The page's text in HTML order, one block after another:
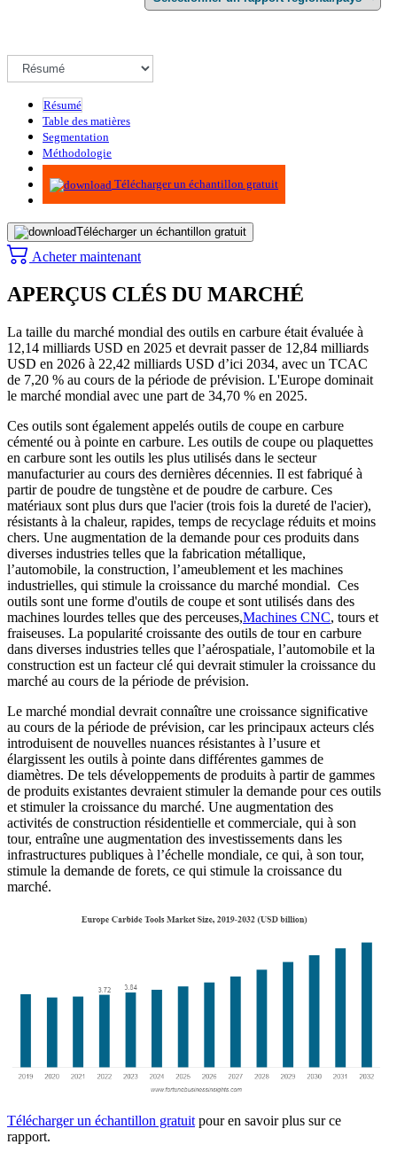
Résumé
Table des matières
Segmentation
Méthodologie
Infographie
Télécharger un échantillon gratuit
Télécharger un échantillon gratuit
Acheter maintenant
APERÇUS CLÉS DU MARCHÉ
La taille du marché mondial des outils en carbure était évaluée à
12,14 milliards USD en 2025 et devrait passer de 12,84 milliards
USD en 2026 à 22,42 milliards USD d’ici 2034, avec un TCAC
de 7,20 % au cours de la période de prévision. L'Europe dominait
le marché mondial avec une part de 34,70 % en 2025.
Ces outils sont également appelés outils de coupe en carbure
cémenté ou à pointe en carbure. Les outils de coupe ou plaquettes
en carbure sont les outils les plus utilisés dans le secteur
manufacturier au cours des dernières décennies. Il est fabriqué à
partir de poudre de tungstène et de poudre de carbure. Ces
matériaux sont plus durs que l'acier (trois fois la dureté de l'acier),
résistants à la chaleur, rapides, temps de recyclage réduits et moins
chers. Une augmentation de la demande pour ces produits dans
diverses industries telles que la fabrication métallique,
l’automobile, la construction, l’ameublement et les machines
industrielles, qui stimule la croissance du marché mondial. Ces
outils sont une forme d'outils de coupe et sont utilisés dans des
machines lourdes telles que des perceuses,Machines CNC, tours et
fraiseuses. La popularité croissante des outils de tour en carbure
dans diverses industries telles que l’aérospatiale, l’automobile et la
construction est un facteur clé qui devrait stimuler la croissance du
marché au cours de la période de prévision.
Le marché mondial devrait connaître une croissance significative
au cours de la période de prévision, car les principaux acteurs clés
introduisent de nouvelles nuances résistantes à l’usure et
élargissent les outils à pointe dans différentes gammes de
diamètres. De tels développements de produits à partir de gammes
de produits existantes devraient stimuler la demande pour ces outils
et stimuler la croissance du marché. Une augmentation des
activités de construction résidentielle et commerciale, qui à son
tour, entraîne une augmentation des investissements dans les
infrastructures publiques à l’échelle mondiale, ce qui, à son tour,
stimule la demande de forets, ce qui stimule la croissance du
marché.
Télécharger un échantillon gratuit pour en savoir plus sur ce
rapport.